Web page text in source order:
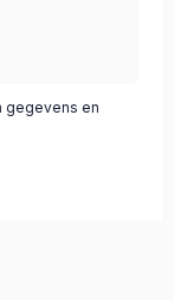
gegevens en